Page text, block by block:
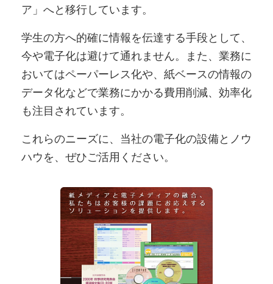
ア」へと移行しています。
学生の方へ的確に情報を伝達する手段として、
今や電子化は避けて通れません。また、業務に
おいてはペーパーレス化や、紙ベースの情報の
データ化などで業務にかかる費用削減、効率化
も注目されています。
これらのニーズに、当社の電子化の設備とノウ
ハウを、ぜひご活用ください。